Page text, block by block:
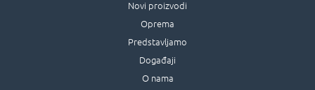
Novi proizvodi
Oprema
Predstavljamo
Događaji
O nama